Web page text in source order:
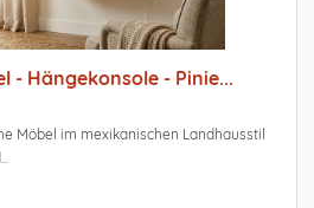
- Hängekonsole - Pinie...
Möbel im mexikanischen Landhausstil